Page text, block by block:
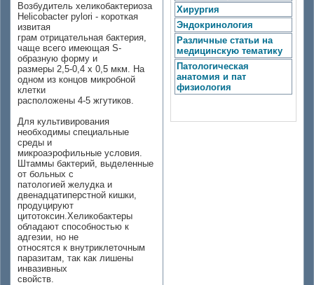
Возбудитель хеликобактериоза
Helicobacter pylori - короткая
извитая
грам отрицательная бактерия,
чаще всего имеющая S-
образную форму и
размеры 2,5-0,4 х 0,5 мкм. На
одном из концов микробной
клетки
расположены 4-5 жгутиков.
Для культивирования
необходимы специальные
среды и
микроаэрофильные условия.
Штаммы бактерий, выделенные
от больных с
патологией желудка и
двенадцатиперстной кишки,
продуцируют
цитотоксин.Хеликобактеры
обладают способностью к
адгезии, но не
относятся к внутриклеточным
паразитам, так как лишены
инвазивных
свойств.
Хирургия
Эндокринология
Различные статьи на
медицинскую тематику
Патологическая
анатомия и пат
физиология